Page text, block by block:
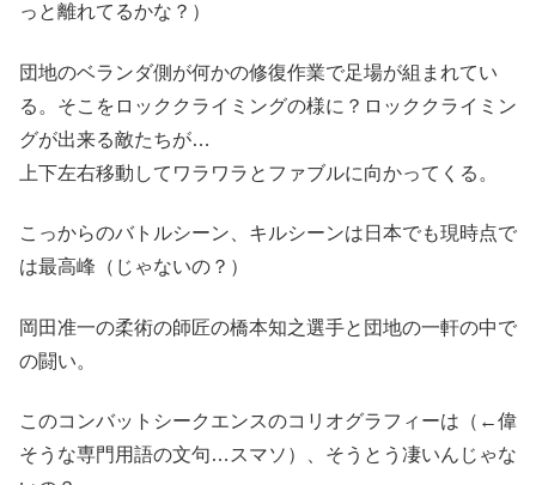
っと離れてるかな？）
団地のベランダ側が何かの修復作業で足場が組まれてい
る。そこをロッククライミングの様に？ロッククライミン
グが出来る敵たちが…
上下左右移動してワラワラとファブルに向かってくる。
こっからのバトルシーン、キルシーンは日本でも現時点で
は最高峰（じゃないの？）
岡田准一の柔術の師匠の橋本知之選手と団地の一軒の中で
の闘い。
このコンバットシークエンスのコリオグラフィーは（←偉
そうな専門用語の文句…スマソ）、そうとう凄いんじゃな